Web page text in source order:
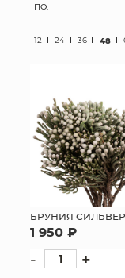
ПО:
12 24 36 48
БРУНИЯ СИЛЬВЕР
1 950 ₽
- +